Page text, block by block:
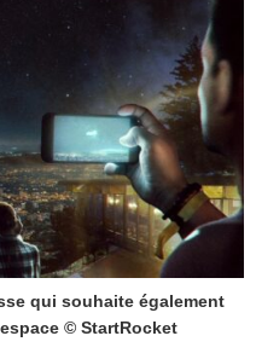
qui souhaite également
© StartRocket